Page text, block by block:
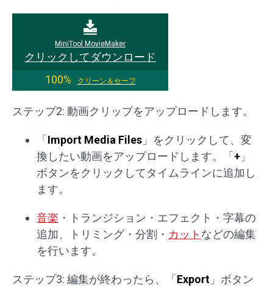
MiniTool MovieMaker
クリックしてダウンロード
100%
クリーン＆セーフ
ステップ2: 動画クリップをアップロードします。
「Import Media Files 」をクリックして、変
換したい動画をアップロードします。「+ 」
ボタンをクリックしてタイムラインに追加し
ます。
音楽 ・トランジション・エフェクト・字幕の
追加、トリミング・分割・ カット などの編集
を行います。
ステップ3: 編集が終わったら、「Export 」ボタン